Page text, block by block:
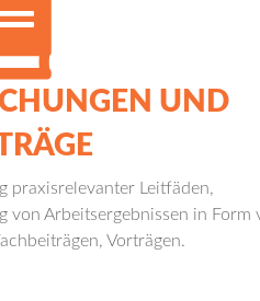
UND
praxisrelevanter Leitfäden,
von Arbeitsergebnissen in Form
Vorträgen.